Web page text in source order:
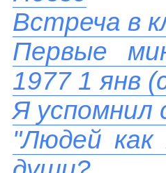
Встреча в
Первые
1977 1 янв
Я успомнил
"Людей